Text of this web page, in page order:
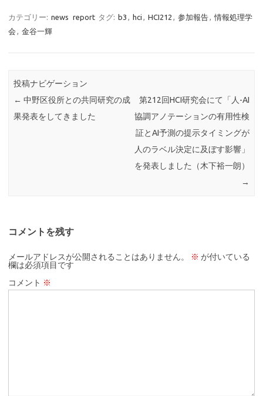
カテゴリー: news report タグ: b3 , hci , HCI212 , 参加報告, 情報処理学
会 , 金谷一輝
投稿ナビゲーション
← 中野区役所との共同研究の成
果発表をしてきました
第212回HCI研究会にて「人-AI
協調アノテーションの有用性検
証とAI予測の提示タイミングが
人のラベル決定に及ぼす影響」
を発表しました（木下裕一朗）
→
コメントを残す
メールアドレスが公開されることはありません。 ※ が付いている
欄は必須項目です
コメント ※